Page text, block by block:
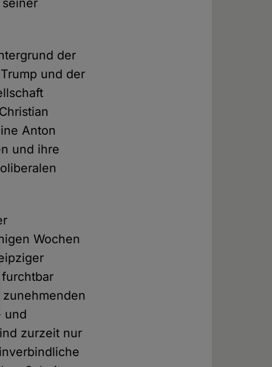
der
und der
Anton
und ihre
Wochen
und
zurzeit nur